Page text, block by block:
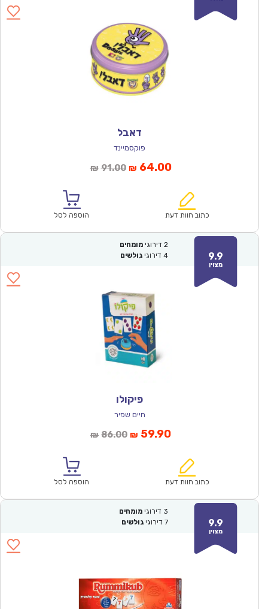
דאבל
פוקסמיינד
₪ 91.00המחיר
₪91.00.
₪ 64.00המחיר
הוא:
כתוב חוות דעת הוספה לסל
9.9
מצוין
2 דירוגי מומחים
4 דירוגי גולשים
פיקולו
חיים שפיר
₪ 86.00המחיר
₪86.00.
₪ 59.90המחיר
הוא:
כתוב חוות דעת הוספה לסל
9.9
מצוין
3 דירוגי מומחים
7 דירוגי גולשים